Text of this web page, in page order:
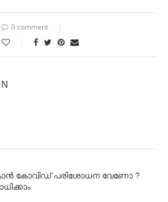
0 comment
കോവിഡ് പരിശോധന വേണോ ?